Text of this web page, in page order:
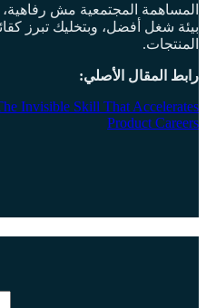
المساهمة المجتمعية مش
بيئة شغل أفضل، وبتخليك تبرز
المنتجات.
رابط المقال الأصلي:
Invisible Skill That Accelerates
Product Careers